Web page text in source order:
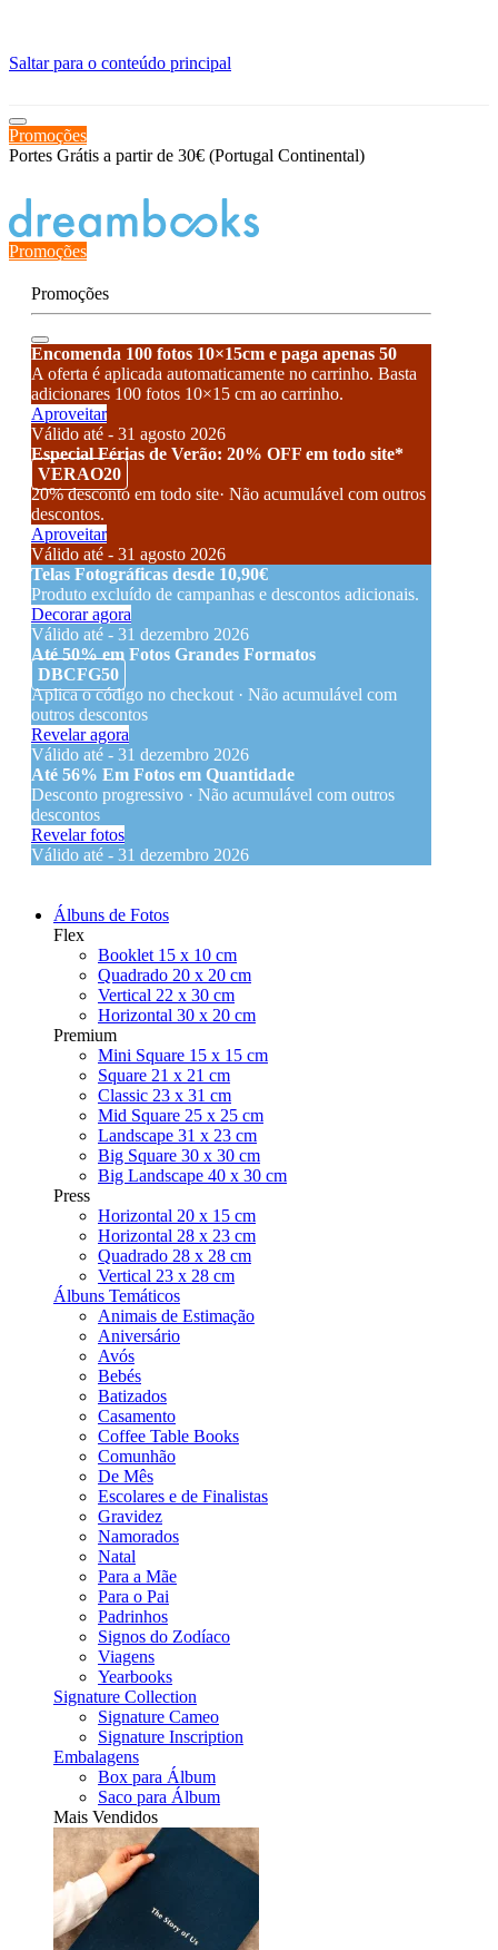
Saltar para o conteúdo principal
Promoções
Portes Grátis a partir de 30€ (Portugal Continental)
Promoções
Promoções
Encomenda 100 fotos 10×15cm e paga apenas 50
A oferta é aplicada automaticamente no carrinho. Basta
adicionares 100 fotos 10×15 cm ao carrinho.
Aproveitar
Válido até - 31 agosto 2026
Especial Férias de Verão: 20% OFF em todo site*
VERAO20
20% desconto em todo site· Não acumulável com outros
descontos.
Aproveitar
Válido até - 31 agosto 2026
Telas Fotográficas desde 10,90€
Produto excluído de campanhas e descontos adicionais.
Decorar agora
Válido até - 31 dezembro 2026
Até 50% em Fotos Grandes Formatos
DBCFG50
Aplica o código no checkout · Não acumulável com
outros descontos
Revelar agora
Válido até - 31 dezembro 2026
Até 56% Em Fotos em Quantidade
Desconto progressivo · Não acumulável com outros
descontos
Revelar fotos
Válido até - 31 dezembro 2026
Álbuns de Fotos
Flex
Booklet 15 x 10 cm
Quadrado 20 x 20 cm
Vertical 22 x 30 cm
Horizontal 30 x 20 cm
Premium
Mini Square 15 x 15 cm
Square 21 x 21 cm
Classic 23 x 31 cm
Mid Square 25 x 25 cm
Landscape 31 x 23 cm
Big Square 30 x 30 cm
Big Landscape 40 x 30 cm
Press
Horizontal 20 x 15 cm
Horizontal 28 x 23 cm
Quadrado 28 x 28 cm
Vertical 23 x 28 cm
Álbuns Temáticos
Animais de Estimação
Aniversário
Avós
Bebés
Batizados
Casamento
Coffee Table Books
Comunhão
De Mês
Escolares e de Finalistas
Gravidez
Namorados
Natal
Para a Mãe
Para o Pai
Padrinhos
Signos do Zodíaco
Viagens
Yearbooks
Signature Collection
Signature Cameo
Signature Inscription
Embalagens
Box para Álbum
Saco para Álbum
Mais Vendidos
≡